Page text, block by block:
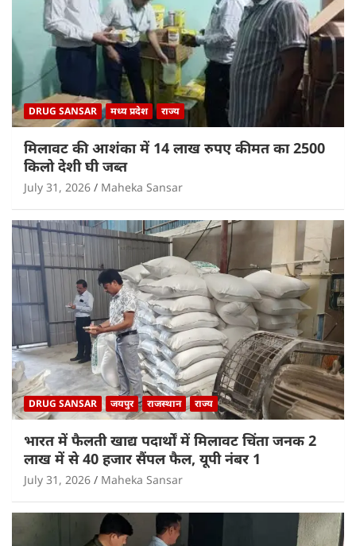
DRUG SANSAR मध्य प्रदेश राज्य
मिलावट की आशंका में 14 लाख रुपए कीमत का 2500
किलो देशी घी जब्त
July 31, 2026 Maheka Sansar
DRUG SANSAR जयपुर राजस्थान राज्य
भारत में फैलती खाद्य पदार्थों में मिलावट चिंता जनक 2
लाख में से 40 हजार सैंपल फैल, यूपी नंबर 1
July 31, 2026 Maheka Sansar